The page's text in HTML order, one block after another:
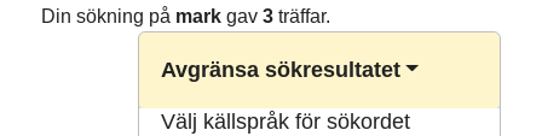
Din sökning på markgav 3träffar.
Avgränsa sökresultatet
Välj källspråk för sökordet